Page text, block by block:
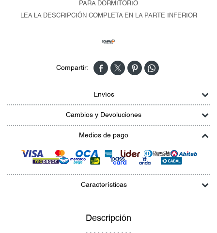
PARA DORMITORIO
LEA LA DESCRIPCIÓN COMPLETA EN LA PARTE INFERIOR
   
Envíos
Cambios y Devoluciones
Medios de pago
Características
Descripción